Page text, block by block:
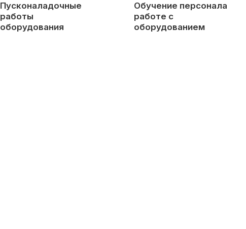
Пусконаладочные
работы
оборудования
Обучение персонала
работе с
оборудованием